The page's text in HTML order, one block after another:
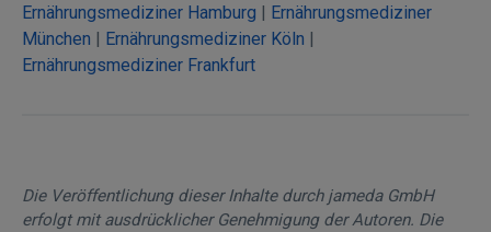
Ernährungsmediziner Hamburg | Ernährungsmediziner
München | Ernährungsmediziner Köln |
Ernährungsmediziner Frankfurt
Die Veröffentlichung dieser Inhalte durch jameda GmbH
erfolgt mit ausdrücklicher Genehmigung der Autoren. Die